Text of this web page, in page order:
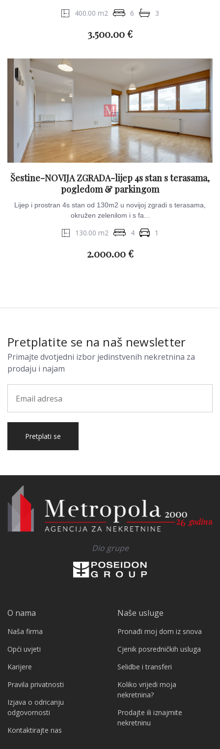
400.00 m2 6 3
3.500.00 €
Šestine-NOVIJA ZGRADA-lijep 4s stan s terasama,
pogledom & parkingom
Lijep i prostran 4s stan od 130m2 u novijoj zgradi s terasama,
okružen zelenilom i s fa...
130.00 m2 4 1
2.000.00 €
Pretplatite se na naš newsletter
Primajte dvotjedni izbor jedinstvenih nekretnina za
prodaju i najam
Pretplati se
Dio grupe
O nama
Naša firma
Opći uvjeti
Karijere
Pravila privatnosti
Izjava o odricanju
odgovornosti
Kontaktirajte nas
Naše usluge
Pronađi moj dom iz snova
Cjenik posredničkih usluga
Selidbe i transferi
Koliko vrijedi moja
nekretnina?
Prodajte ili iznajmite
nekretninu